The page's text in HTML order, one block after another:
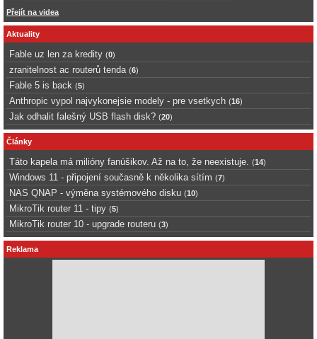
Přejít na videa
Aktuality
Fable uz len za kredity (0)
zranitelnost ac routerů tenda (6)
Fable 5 is back (5)
Anthropic vypol najvykonejsie modely - pre vsetkych (16)
Jak odhalit falešný USB flash disk? (20)
Články
Táto kapela má milióny fanúšikov. Až na to, že neexistuje. (14)
Windows 11 - připojení současně k několika sítím (7)
NAS QNAP - výměna systémového disku (10)
MikroTik router 11 - tipy (5)
MikroTik router 10 - upgrade routeru (3)
Reklama